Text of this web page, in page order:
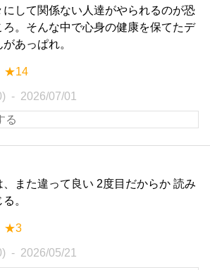
にして関係ない人達がやられるのが恐
ろ。そんな中で心身の健康を保てたデ
あっぱれ。
★14
2026/07/01
、また違って良い 2度目だからか 読み
。
★3
2026/05/21